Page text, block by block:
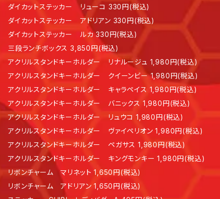
ダイカットステッカー リューコ 330円(税込)
ダイカットステッカー アドリアン 330円(税込)
ダイカットステッカー ルカ 330円(税込)
三段ランチボックス 3,850円(税込)
アクリルスタンドキーホルダー リナルージュ 1,980円(税込)
アクリルスタンドキーホルダー クイーンビー 1,980円(税込)
アクリルスタンドキーホルダー キャラペイス 1,980円(税込)
アクリルスタンドキーホルダー バニックス 1,980円(税込)
アクリルスタンドキーホルダー リュウコ 1,980円(税込)
アクリルスタンドキーホルダー ヴァイペリオン 1,980円(税込)
アクリルスタンドキーホルダー ペガサス 1,980円(税込)
アクリルスタンドキーホルダー キングモンキー 1,980円(税込)
リボンチャーム マリネット 1,650円(税込)
リボンチャーム アドリアン 1,650円(税込)